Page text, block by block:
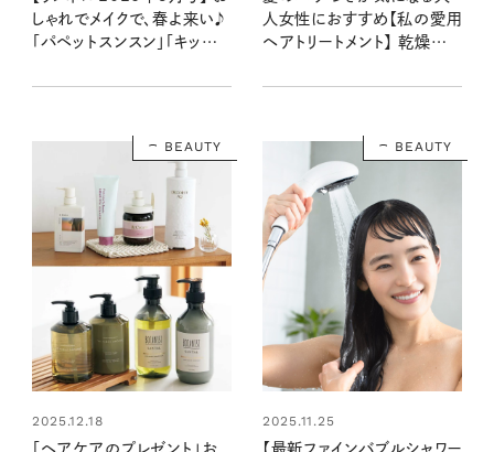
しゃれでメイクで、春よ来い♪
「パペットスンスン」「キッピ
ート〈3月19日発売5月号・5
人女性におすすめ【私の愛用
ヘアトリートメント】 乾燥す
つわる悩みはコレで解決◎
BEAUTY
2025.12.18
「ヘアケアのプレゼント」お
BEAUTY
2025.11.25
【最新ファインバブルシャワー